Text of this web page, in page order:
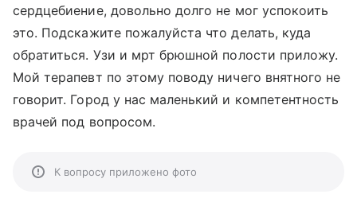
сердцебиение, довольно долго не мог успокоить
это. Подскажите пожалуйста что делать, куда
обратиться. Узи и мрт брюшной полости приложу.
Мой терапевт по этому поводу ничего внятного не
говорит. Город у нас маленький и компетентность
врачей под вопросом.
К вопросу приложено фото